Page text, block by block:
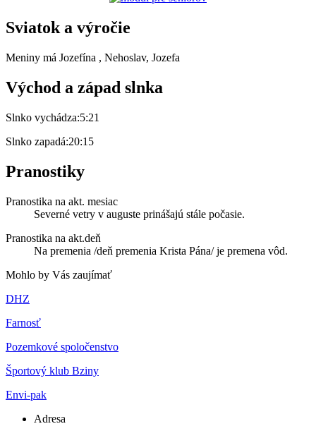
Sviatok a výročie
Meniny má Jozefína , Nehoslav, Jozefa
Východ a západ slnka
Slnko vychádza:5:21
Slnko zapadá:20:15
Pranostiky
Pranostika na akt. mesiac
Severné vetry v auguste prinášajú stále počasie.
Pranostika na akt.deň
Na premenia /deň premenia Krista Pána/ je premena vôd.
Mohlo by Vás zaujímať
DHZ
Farnosť
Pozemkové spoločenstvo
Športový klub Bziny
Envi-pak
Adresa